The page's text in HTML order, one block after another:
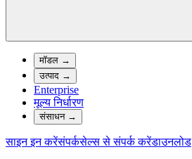
मॉडल →
उत्पाद →
Enterprise
मूल्य निर्धारण
संसाधन→
साइन इन करेंसंपर्कसेल्स से संपर्क करेंडाउनलोड